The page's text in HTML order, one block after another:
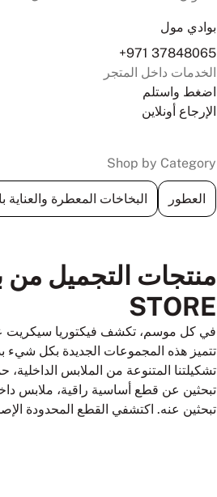
بوادي مول
+971 37848065
الخدمات داخل المتجر
اضغط واستلم
الإرجاع أونلاين
Shop by Category
العطور البخاخات المعطرة والعناية
STORE
في كل موسم، تكشف فيكتوريا سيكريت
تتميز هذه المجموعات الجديدة بكل شيء
تشكيلتنا المتنوعة من الملابس
تبحثين عن قطع أساسية راقية، ملابس
تبحثين عنه. اكتشفي القطع المحدودة